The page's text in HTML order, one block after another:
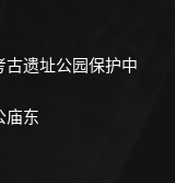
遗址公园保护中
庙东